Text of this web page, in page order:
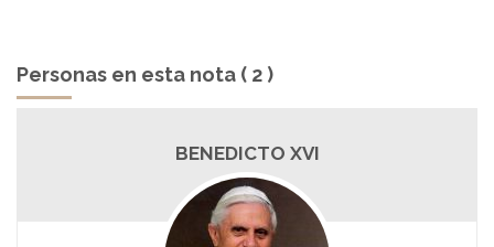
Personas en esta nota ( 2 )
BENEDICTO XVI